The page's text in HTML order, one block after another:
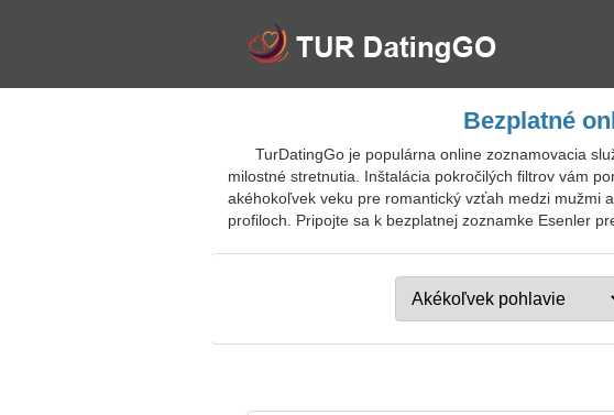
Bezplatné
TurDatingGo je populárna online zoznamovacia
milostné stretnutia. Inštalácia pokročilých filtrov vám
akéhokoľvek veku pre romantický vzťah medzi mužmi
profiloch. Pripojte sa k bezplatnej zoznamke Esenler